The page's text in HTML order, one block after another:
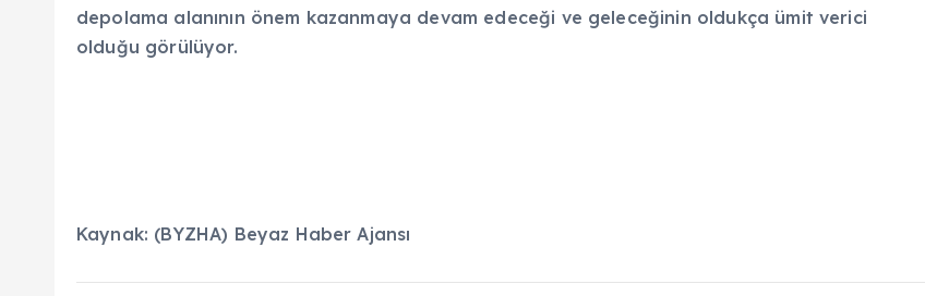
depolama alanının önem kazanmaya devam edeceği ve geleceğinin oldukça ümit verici
olduğu görülüyor.
Kaynak: (BYZHA) Beyaz Haber Ajansı